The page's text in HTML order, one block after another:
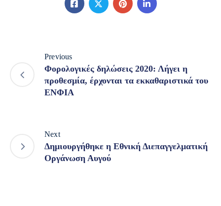
Previous
Φορολογικές δηλώσεις 2020: Λήγει η
προθεσμία, έρχονται τα εκκαθαριστικά του
ΕΝΦΙΑ
Next
Δημιουργήθηκε η Εθνική Διεπαγγελματική
Οργάνωση Αυγού